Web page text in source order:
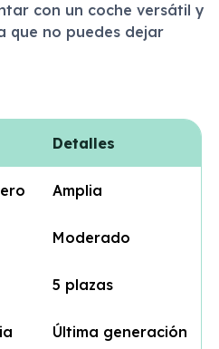
con un coche versátil y
que no puedes dejar
Detalles
Amplia
Moderado
5 plazas
Última generación